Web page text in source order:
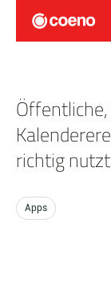
richtig nutzt
Apps